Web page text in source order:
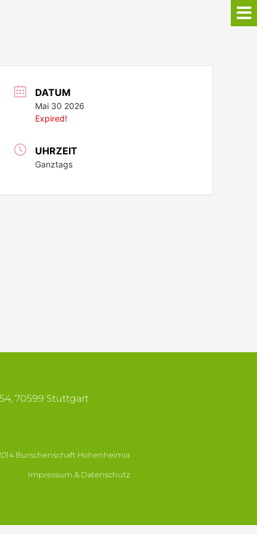
DATUM
Mai 30 2026
Expired!
UHRZEIT
Ganztags
70599 Stuttgart
Burschenschaft Hohenheimia
Impressum & Datenschutz